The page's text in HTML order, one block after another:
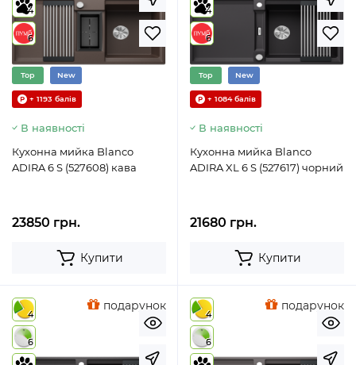
4
6
Top New
+ 1193 балів
В наявності
Кухонна мийка Blanco
ADIRA 6 S (527608) кава
23850 грн.
Купити
4
6
Top New
+ 1084 балів
В наявності
Кухонна мийка Blanco
ADIRA XL 6 S (527617) чорний
21680 грн.
Купити
4
6
подарунок
4
6
подарунок